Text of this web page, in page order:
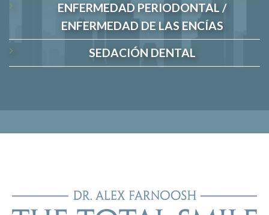
ENFERMEDAD PERIODONTAL /
ENFERMEDAD DE LAS ENCÍAS
SEDACIÓN DENTAL